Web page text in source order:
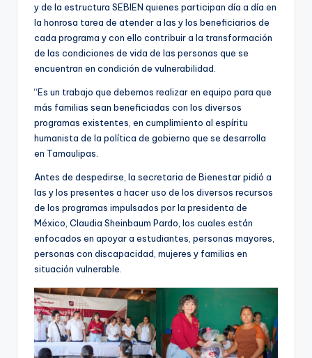
y de la estructura SEBIEN quienes participan día a día en
la honrosa tarea de atender a las y los beneficiarios de
cada programa y con ello contribuir a la transformación
de las condiciones de vida de las personas que se
encuentran en condición de vulnerabilidad.
“Es un trabajo que debemos realizar en equipo para que
más familias sean beneficiadas con los diversos
programas existentes, en cumplimiento al espíritu
humanista de la política de gobierno que se desarrolla
en Tamaulipas.
Antes de despedirse, la secretaria de Bienestar pidió a
las y los presentes a hacer uso de los diversos recursos
de los programas impulsados por la presidenta de
México, Claudia Sheinbaum Pardo, los cuales están
enfocados en apoyar a estudiantes, personas mayores,
personas con discapacidad, mujeres y familias en
situación vulnerable.